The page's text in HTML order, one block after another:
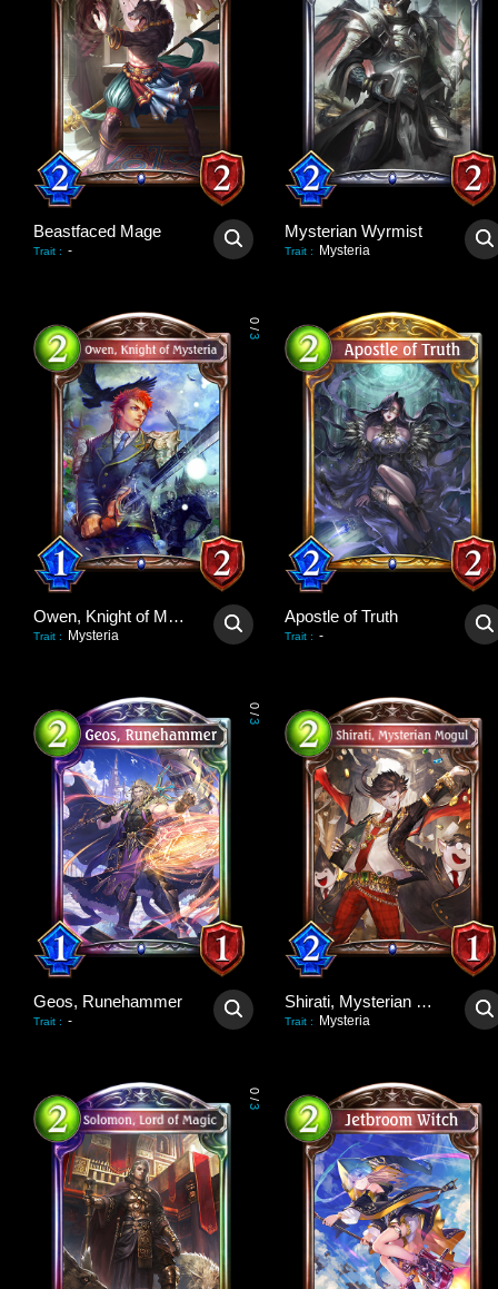
Beastfaced Mage
Trait : -
Mysterian Wyrmist
Trait : Mysteria
0
/
3
Owen, Knight of Mysteria
Trait : Mysteria
Apostle of Truth
Trait : -
0
/
3
Geos, Runehammer
Trait : -
Shirati, Mysterian Mogul
Trait : Mysteria
0
/
3